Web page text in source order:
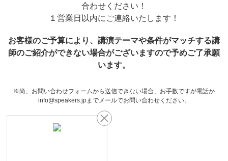
合わせください！
１営業日以内にご連絡いたします！
お客様のご予算により、講演テーマや条件がマッチする講
師のご紹介ができない場合がございますので予めご了承願
います。
※尚、お問い合わせフォームから送信できない場合、お手数ですが電話か
info@speakers.jpまでメールでお問い合わせください。